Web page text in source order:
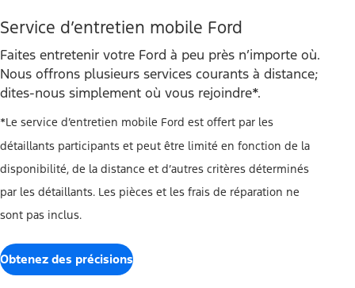
Service d’entretien mobile Ford
Faites entretenir votre Ford à peu près n’importe où.
Nous offrons plusieurs services courants à distance;
dites-nous simplement où vous rejoindre*.
*Le service d’entretien mobile Ford est offert par les
détaillants participants et peut être limité en fonction de la
disponibilité, de la distance et d’autres critères déterminés
par les détaillants. Les pièces et les frais de réparation ne
sont pas inclus.
Obtenez des précisions